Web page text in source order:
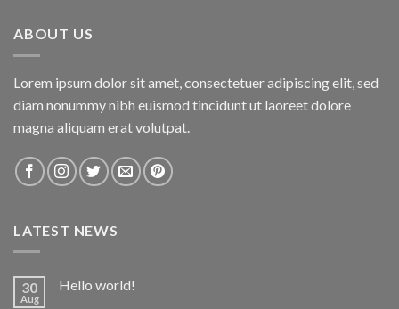
ABOUT US
Lorem ipsum dolor sit amet, consectetuer adipiscing elit, sed
diam nonummy nibh euismod tincidunt ut laoreet dolore
magna aliquam erat volutpat.
LATEST NEWS
30
Aug
Hello world!